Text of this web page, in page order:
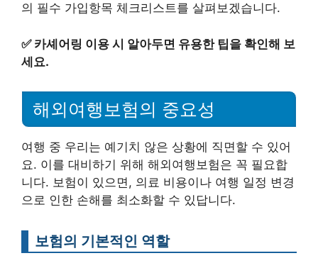
의 필수 가입항목 체크리스트를 살펴보겠습니다.
✅ 카셰어링 이용 시 알아두면 유용한 팁을 확인해 보
세요.
해외여행보험의 중요성
여행 중 우리는 예기치 않은 상황에 직면할 수 있어
요. 이를 대비하기 위해 해외여행보험은 꼭 필요합
니다. 보험이 있으면, 의료 비용이나 여행 일정 변경
으로 인한 손해를 최소화할 수 있답니다.
보험의 기본적인 역할